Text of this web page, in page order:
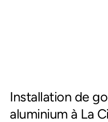
Installation de
aluminium à La